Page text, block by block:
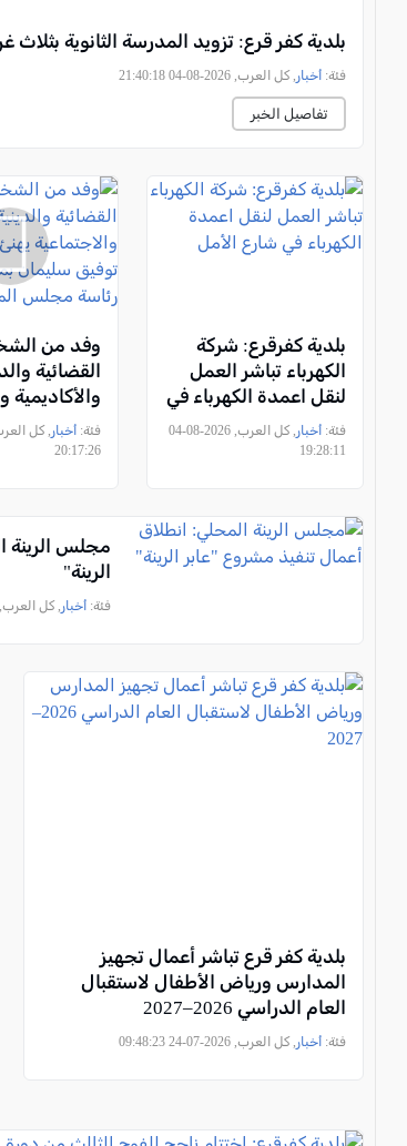
بلدية كفر قرع: تزويد المدرسة الثانوية بثلاث غرف
فئة: أخبار , كل العرب, 2026-08-04 21:40:18
تفاصيل الخبر
بلدية كفرقرع: شركة
الكهرباء تباشر العمل
لنقل اعمدة الكهرباء في
شارع الأمل
فئة: أخبار
, كل العرب, 2026-08-04
19:28:11
وفد من
القضائية
والأكاديمية
يهنئ
سليمان
فئة: أخبار
20:17:26
مجلس الرينة
الرينة"
فئة: أخبار , كل العرب, 2026-07-24 12:07:49
بلدية كفر قرع تباشر أعمال تجهيز
المدارس ورياض الأطفال لاستقبال
العام الدراسي 2026–2027
فئة: أخبار , كل العرب, 2026-07-24 09:48:23